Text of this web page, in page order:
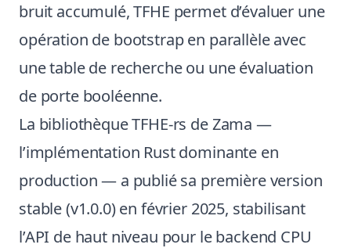
bruit accumulé, TFHE permet d’évaluer une
opération de bootstrap en parallèle avec
une table de recherche ou une évaluation
de porte booléenne.
La bibliothèque TFHE-rs de Zama —
l’implémentation Rust dominante en
production — a publié sa première version
stable (v1.0.0) en février 2025, stabilisant
l’API de haut niveau pour le backend CPU